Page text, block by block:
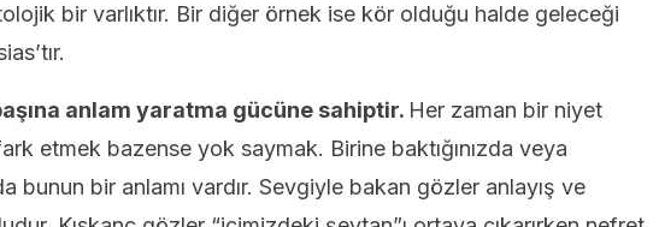
bir varlıktır. Bir diğer örnek ise kör olduğu halde geleceği
anlam yaratma gücüne sahiptir. Her zaman bir niyet
etmek bazense yok saymak. Birine baktığınızda veya
bunun bir anlamı vardır. Sevgiyle bakan gözler anlayış ve